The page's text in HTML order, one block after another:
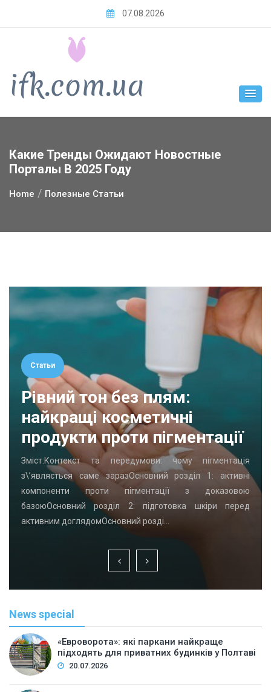
07.08.2026
Какие Тренды Ожидают Новостные
Порталы В 2025 Году
Home Полезные Статьи
Статьи
Рівний тон без плям:
найкращі косметичні
продукти проти пігментації
Зміст:Контекст та передумови: чому пігментація
з\’являється саме заразОсновний розділ 1: активні
компоненти проти пігментації з доказовою
базоюОсновний розділ 2: підготовка шкіри перед
активним доглядомОсновний розді…
News special
«Евроворота»: які паркани найкраще
підходять для приватних будинків у Полтаві
20.07.2026